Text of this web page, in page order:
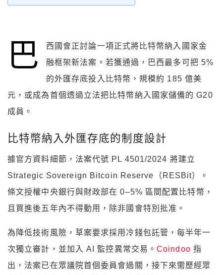
巴
西國會正討論一項正式將比特幣納入國家金
融框架新法案。若獲通過，巴西最多可把 5%
的外匯存底投入比特幣，規模約 185 億美
元，或成為首個透過立法把比特幣納入國家儲備的 G20
成員。
比特幣納入外匯存底的制度設計
據官方資料細節，法案代號 PL 4501/2024 將建立
Strategic Sovereign Bitcoin Reserve（RESBit）。
條文授權中央銀行與財政部在 0–5% 區間配置比特幣，
且買進後五年內不得動用，除非國會特別批准。
為降低技術風險，草案要求採用冷錢包託管，每半年一
次獨立審計，並加入 AI 監控異常交易。 Coindoo 指
出，法案已在眾議院首個委員會過關，接下來需歷經眾